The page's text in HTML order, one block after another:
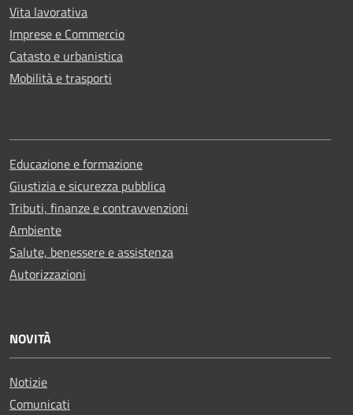
Vita lavorativa
Imprese e Commercio
Catasto e urbanistica
Mobilità e trasporti
Educazione e formazione
Giustizia e sicurezza pubblica
Tributi, finanze e contravvenzioni
Ambiente
Salute, benessere e assistenza
Autorizzazioni
NOVITÀ
Notizie
Comunicati